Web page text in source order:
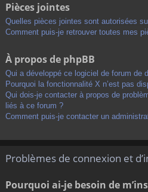
Pièces jointes
Quelles pièces jointes sont autorisées
Comment puis-je retrouver toutes mes
À propos de phpBB
Qui a développé ce logiciel de forum de
Pourquoi la fonctionnalité X n’est pas
Qui dois-je contacter à propos de
liés à ce forum ?
Comment puis-je contacter un
Problèmes de connexion et
Pourquoi ai-je besoin de